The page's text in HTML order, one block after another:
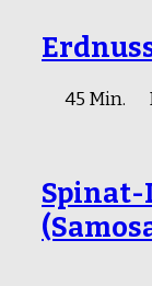
45 Min.
Spinat-